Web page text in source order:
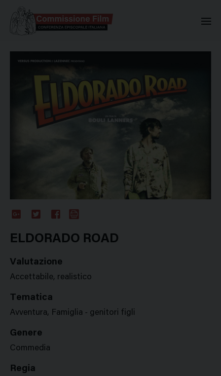
Plus
ELDORADO ROAD
Valutazione
Accettabile, realistico
Tematica
Avventura, Famiglia - genitori figli
Genere
Commedia
Regia